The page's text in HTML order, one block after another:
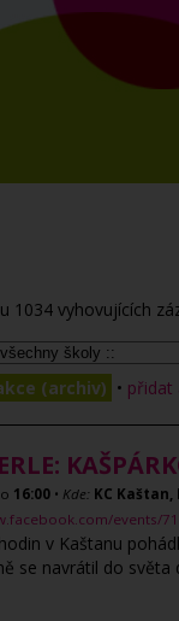
1034 vyhovujících
(archiv) • přidat
16:00 • Kde: KC Kaštan,
events/
v Kaštanu
se navrátil do světa